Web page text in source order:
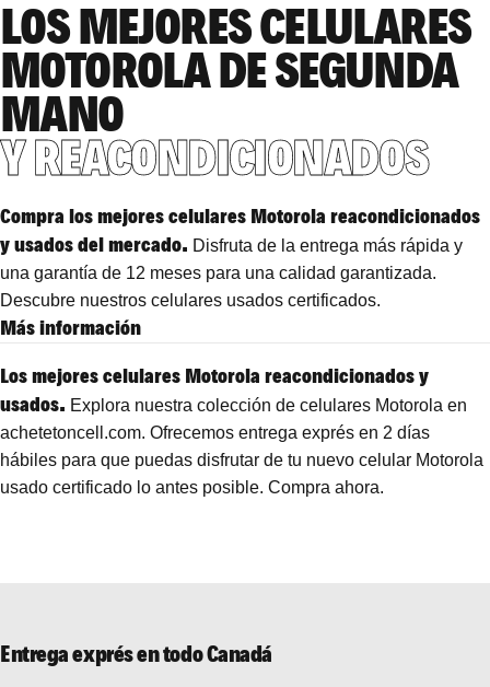
LOS MEJORES CELULARES
MOTOROLA DE SEGUNDA
MANO
Y REACONDICIONADOS
Compra los mejores celulares Motorola reacondicionados
y usados ​​del mercado. Disfruta de la entrega más rápida y
una garantía de 12 meses para una calidad garantizada.
Descubre nuestros celulares usados ​​certificados.
Más información
Los mejores celulares Motorola reacondicionados y
usados. Explora nuestra colección de celulares Motorola en
achetetoncell.com. Ofrecemos entrega exprés en 2 días
hábiles para que puedas disfrutar de tu nuevo celular Motorola
usado certificado lo antes posible. Compra ahora.
Entrega exprés en todo Canadá